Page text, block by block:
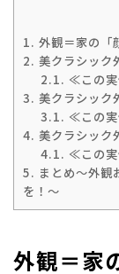
1. 外観＝家の「
2. 美クラシック
2.1. ≪この
3. 美クラシック
3.1. ≪この
4. 美クラシッ
4.1. ≪この
5. まとめ～外観
を！～
外観＝家